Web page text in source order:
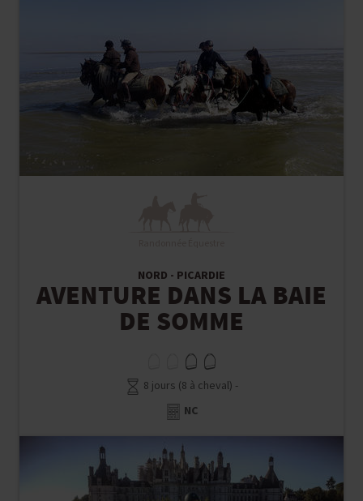
NORD - PICARDIE
AVENTURE DANS LA BAIE
DE SOMME
8 jours (8 à cheval) -
NC